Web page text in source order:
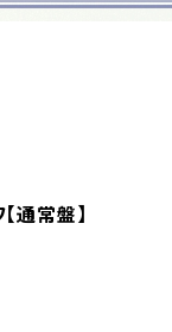
通常盤】